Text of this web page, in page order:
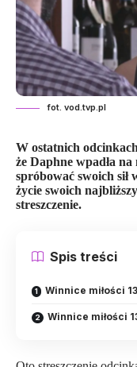
fot. vod.tvp.pl
W ostatnich
że Daphne wpadła na
spróbować swoich sił
życie swoich
streszczenie.
Spis treści
Winnice miłości
Winnice miłości